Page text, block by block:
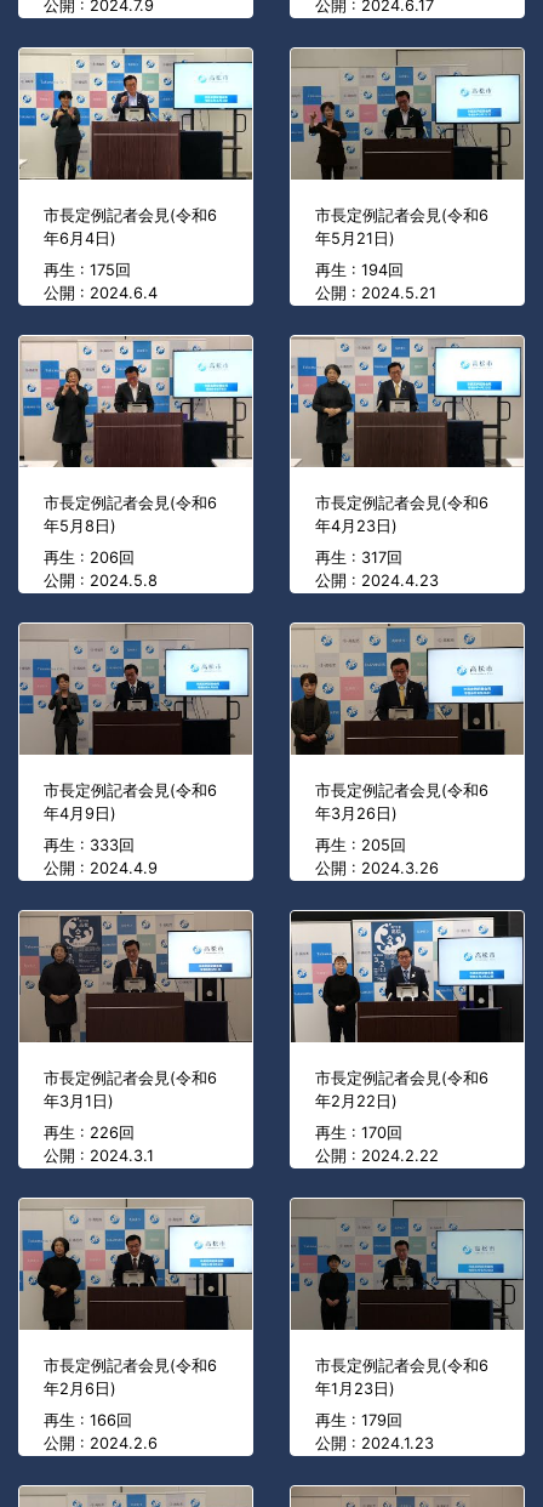
公開 : 2024.7.9 公開 : 2024.6.17
市長定例記者会見(令和6
年6月4日)
再生 : 175回
公開 : 2024.6.4
市長定例記者会見(令和6
年5月21日)
再生 : 194回
公開 : 2024.5.21
市長定例記者会見(令和6
年5月8日)
再生 : 206回
公開 : 2024.5.8
市長定例記者会見(令和6
年4月23日)
再生 : 317回
公開 : 2024.4.23
市長定例記者会見(令和6
年4月9日)
再生 : 333回
公開 : 2024.4.9
市長定例記者会見(令和6
年3月26日)
再生 : 205回
公開 : 2024.3.26
市長定例記者会見(令和6
年3月1日)
再生 : 226回
公開 : 2024.3.1
市長定例記者会見(令和6
年2月22日)
再生 : 170回
公開 : 2024.2.22
市長定例記者会見(令和6
年2月6日)
再生 : 166回
公開 : 2024.2.6
市長定例記者会見(令和6
年1月23日)
再生 : 179回
公開 : 2024.1.23